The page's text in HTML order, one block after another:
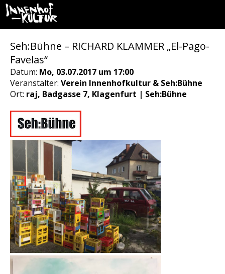
Seh:Bühne – RICHARD KLAMMER „El-Pago-
Favelas“
Datum: Mo, 03.07.2017 um 17:00
Veranstalter: Verein Innenhofkultur & Seh:Bühne
Ort: raj, Badgasse 7, Klagenfurt | Seh:Bühne